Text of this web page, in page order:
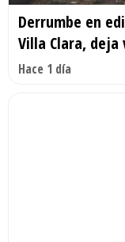
Derrumbe en
Villa Clara,
Hace 1 día